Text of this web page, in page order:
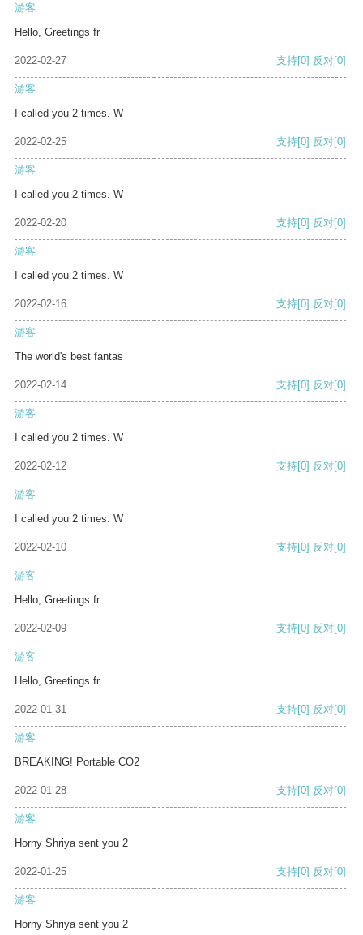
游客
Hello, Greetings fr
2022-02-27 支持[0] 反对[0]
游客
I called you 2 times. W
2022-02-25 支持[0] 反对[0]
游客
I called you 2 times. W
2022-02-20 支持[0] 反对[0]
游客
I called you 2 times. W
2022-02-16 支持[0] 反对[0]
游客
The world's best fantas
2022-02-14 支持[0] 反对[0]
游客
I called you 2 times. W
2022-02-12 支持[0] 反对[0]
游客
I called you 2 times. W
2022-02-10 支持[0] 反对[0]
游客
Hello, Greetings fr
2022-02-09 支持[0] 反对[0]
游客
Hello, Greetings fr
2022-01-31 支持[0] 反对[0]
游客
BREAKING! Portable CO2
2022-01-28 支持[0] 反对[0]
游客
Horny Shriya sent you 2
2022-01-25 支持[0] 反对[0]
游客
Horny Shriya sent you 2